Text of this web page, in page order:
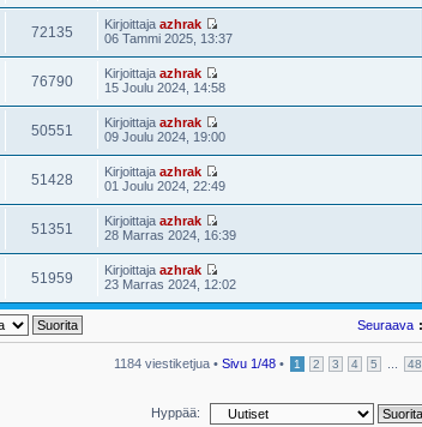
72135 Kirjoittaja azhrak
06 Tammi 2025, 13:37
76790 Kirjoittaja azhrak
15 Joulu 2024, 14:58
50551 Kirjoittaja azhrak
09 Joulu 2024, 19:00
51428 Kirjoittaja azhrak
01 Joulu 2024, 22:49
51351 Kirjoittaja azhrak
28 Marras 2024, 16:39
51959 Kirjoittaja azhrak
23 Marras 2024, 12:02
Seuraava
1184 viestiketjua • Sivu 1/48 • 1 2 3 4 5 48
Hyppää: